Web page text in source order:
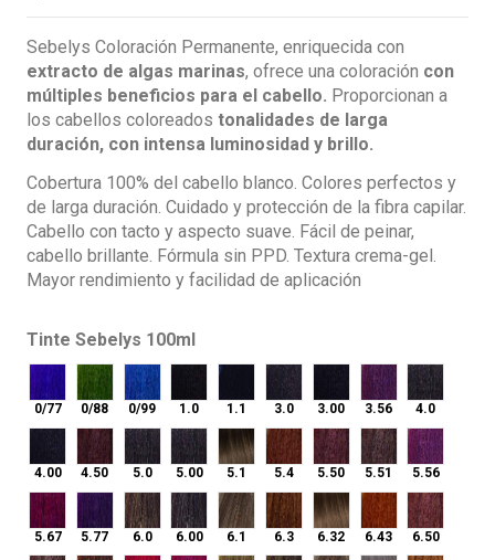
Sebelys Coloración Permanente, enriquecida con
extracto de algas marinas, ofrece una coloración con
múltiples beneficios para el cabello. Proporcionan a
los cabellos coloreados tonalidades de larga
duración, con intensa luminosidad y brillo.
Cobertura 100% del cabello blanco. Colores perfectos y
de larga duración. Cuidado y protección de la fibra capilar.
Cabello con tacto y aspecto suave. Fácil de peinar,
cabello brillante. Fórmula sin PPD. Textura crema-gel.
Mayor rendimiento y facilidad de aplicación
Tinte Sebelys 100ml
0/77
0/77
0/88
0/88
0/99
0/99 1.0 1.1
3.0
3.0
3.00
3.00
3.56
3.56
4.0
4.0
4.00
4.50
4.50
5.0
5.0
5.00
5.00
5.1
5.1
5.4
5.4
5.50
5.50
5.51
5.51
5.56
5.56
5.67
5.67
5.77
5.77
6.0
6.0
6.00
6.00
6.1
6.1
6.3
6.3
6.32
6.32
6.43
6.43
6.50
6.50